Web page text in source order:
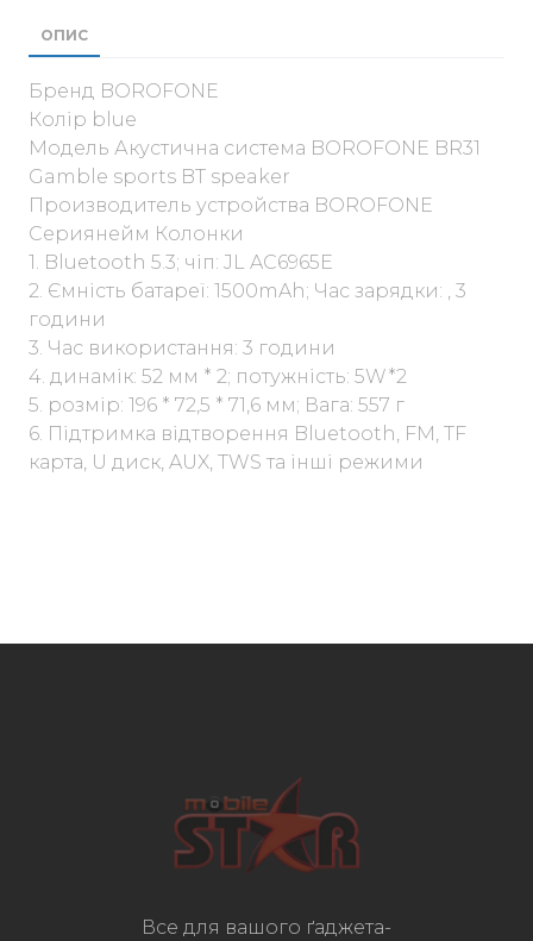
ОПИС
Бренд BOROFONE
Колір blue
Модель Акустична система BOROFONE BR31
Gamble sports BT speaker
Производитель устройства BOROFONE
Сериянейм Колонки
1. Bluetooth 5.3; чіп: JL AC6965E
2. Ємність батареї: 1500mAh; Час зарядки: , 3
години
3. Час використання: 3 години
4. динамік: 52 мм * 2; потужність: 5W*2
5. розмір: 196 * 72,5 * 71,6 мм; Вага: 557 г
6. Підтримка відтворення Bluetooth, FM, TF
карта, U диск, AUX, TWS та інші режими
Все для вашого ґаджета-